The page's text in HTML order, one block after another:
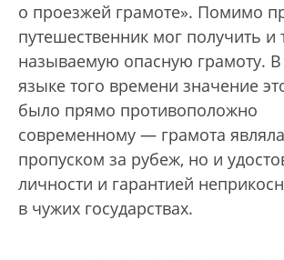
о проезжей грамоте». Помимо
путешественник мог получить и
называемую опасную грамоту. В
языке того времени значение
было прямо противоположно
современному — грамота
пропуском за рубеж, но и
личности и гарантией
в чужих государствах.